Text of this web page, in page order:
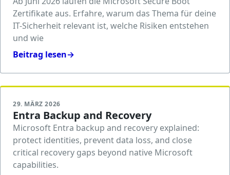
Zertifikate aus. Erfahre, warum das Thema für deine
IT-Sicherheit relevant ist, welche Risiken entstehen
und wie
Beitrag lesen→
29. MÄRZ 2026
Entra Backup and Recovery
Microsoft Entra backup and recovery explained:
protect identities, prevent data loss, and close
critical recovery gaps beyond native Microsoft
capabilities.